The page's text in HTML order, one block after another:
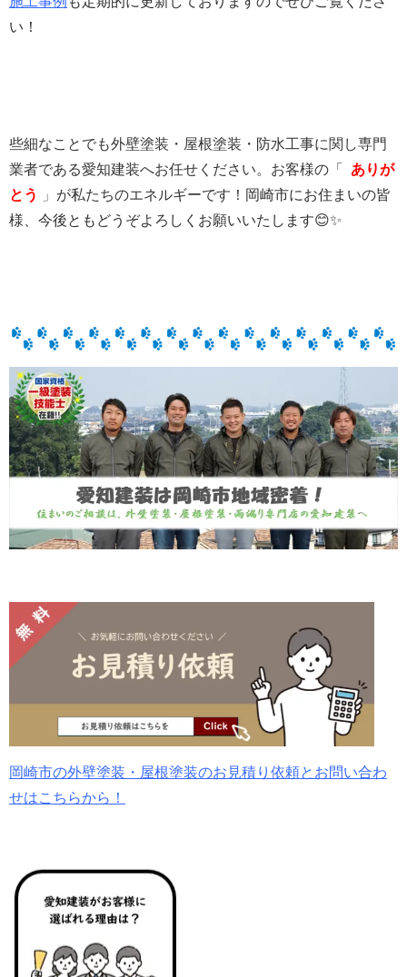
い！
些細なことでも外壁塗装・屋根塗装・防水工事に関し専門
業者である愛知建装へお任せください。 お客様の「
ありが
とう
」 が私たちのエネルギーです！ 岡崎市にお住まいの皆
様、 今後ともどうぞよろしくお願いいたします😊✨
岡崎市の外壁塗装・屋根塗装のお見積り依頼とお問い合わ
せはこちらから！